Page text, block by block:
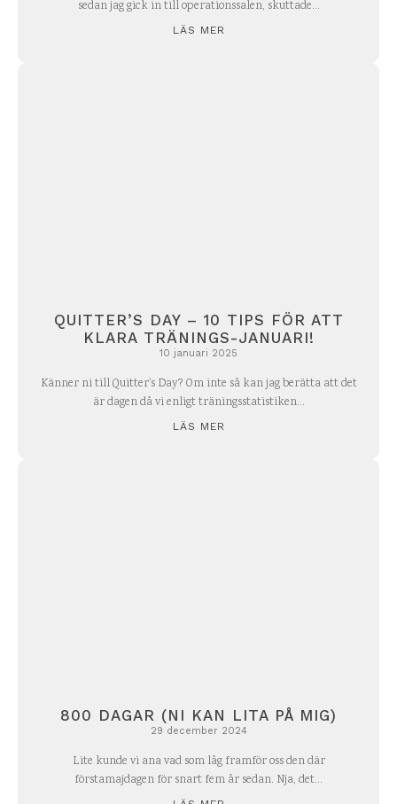
sedan jag gick in till operationssalen, skuttade...
LÄS MER
QUITTER’S DAY – 10 TIPS FÖR ATT
KLARA TRÄNINGS-JANUARI!
10 januari 2025
Känner ni till Quitter's Day? Om inte så kan jag berätta att det
är dagen då vi enligt träningsstatistiken...
LÄS MER
800 DAGAR (NI KAN LITA PÅ MIG)
29 december 2024
Lite kunde vi ana vad som låg framför oss den där
förstamajdagen för snart fem år sedan. Nja, det...